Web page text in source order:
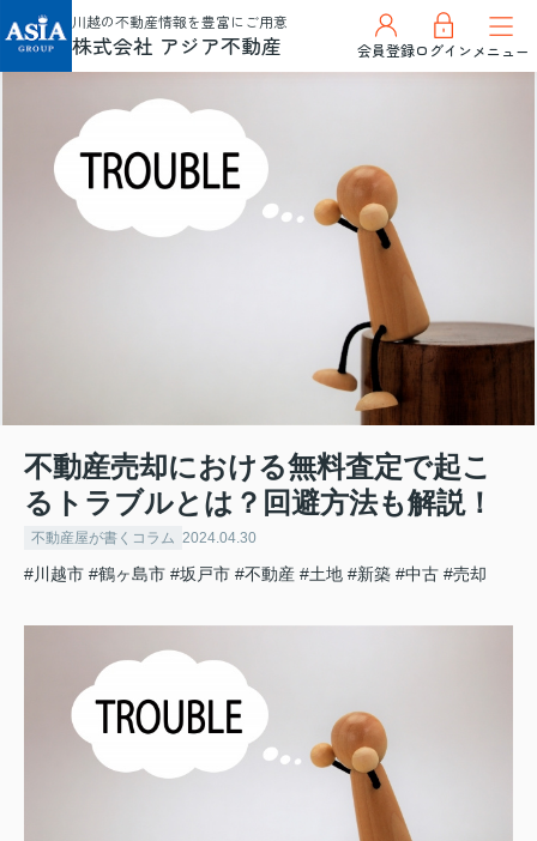
川越の不動産情報を豊富にご用意
株式会社 アジア不動産 会員登録ログインメニュー
不動産売却における無料査定で起こ
るトラブルとは？回避方法も解説！
不動産屋が書くコラム 2024.04.30
#川越市 #鶴ヶ島市 #坂戸市 #不動産 #土地 #新築 #中古 #売却